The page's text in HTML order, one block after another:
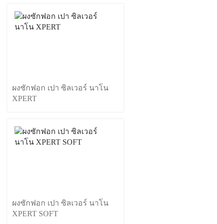
ผงซักฟอก เปา ซิลเวอร์ นาโน
XPERT
ผงซักฟอก เปา ซิลเวอร์ นาโน
XPERT SOFT